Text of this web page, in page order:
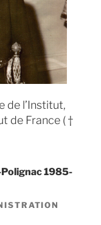
de l’Institut,
de France ( †
1985-